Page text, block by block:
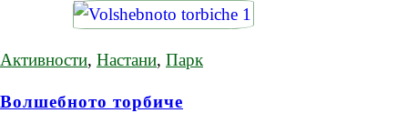
Активности, Настани, Парк
Волшебното торбиче